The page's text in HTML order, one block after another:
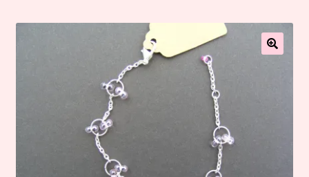
enfant
Blog
le
menu
Bienvenue dans la boutique